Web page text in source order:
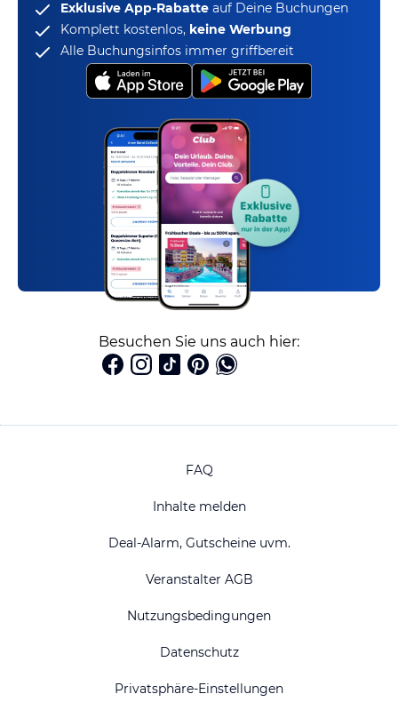
Exklusive App-Rabatte auf Deine Buchungen
Komplett kostenlos, keine Werbung
Alle Buchungsinfos immer griffbereit
Besuchen Sie uns auch hier:
FAQ
Inhalte melden
Deal-Alarm, Gutscheine uvm.
Veranstalter AGB
Nutzungsbedingungen
Datenschutz
Privatsphäre-Einstellungen